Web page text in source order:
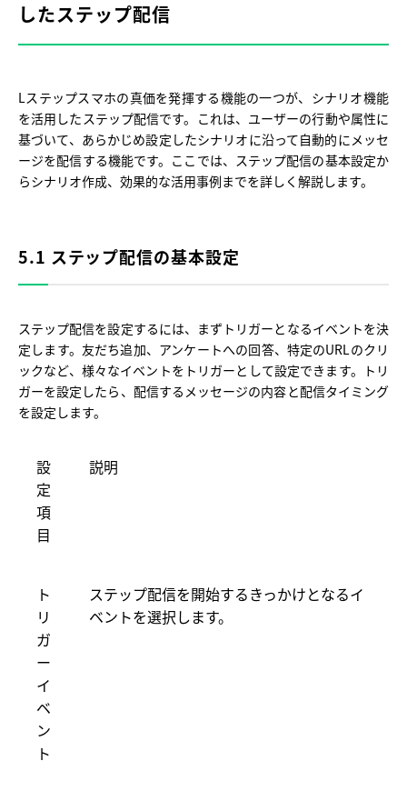
したステップ配信
Lステップスマホの真価を発揮する機能の一つが、シナリオ機能
を活用したステップ配信です。これは、ユーザーの行動や属性に
基づいて、あらかじめ設定したシナリオに沿って自動的にメッセ
ージを配信する機能です。ここでは、ステップ配信の基本設定か
らシナリオ作成、効果的な活用事例までを詳しく解説します。
5.1 ステップ配信の基本設定
ステップ配信を設定するには、まずトリガーとなるイベントを決
定します。友だち追加、アンケートへの回答、特定のURLのクリ
ックなど、様々なイベントをトリガーとして設定できます。トリ
ガーを設定したら、配信するメッセージの内容と配信タイミング
を設定します。
設
定
項
目
説明
ト
リ
ガ
ー
イ
ベ
ン
ト
ステップ配信を開始するきっかけとなるイ
ベントを選択します。